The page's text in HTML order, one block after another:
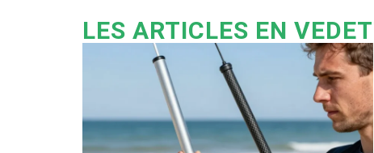
LES ARTICLES EN